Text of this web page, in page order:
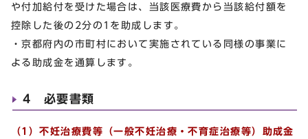
や付加給付を受けた場合は、当該医療費から当該給付額を
控除した後の2分の1を助成します。
・京都府内の市町村において実施されている同様の事業に
よる助成金を通算します。
4 必要書類
（1）不妊治療費等（一般不妊治療・不育症治療等）助成金